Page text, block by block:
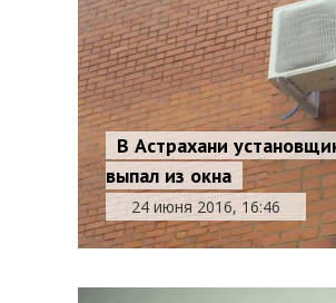
В Астрахани
выпал из окна
24 июня 2016, 16:46